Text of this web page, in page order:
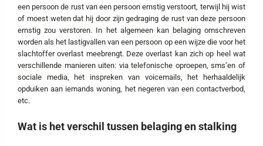
een persoon de rust van een persoon ernstig verstoort, terwijl hij wist
of moest weten dat hij door zijn gedraging de rust van deze persoon
ernstig zou verstoren. In het algemeen kan belaging omschreven
worden als het lastigvallen van een persoon op een wijze die voor het
slachtoffer overlast meebrengt. Deze overlast kan zich op heel wat
verschillende manieren uiten: via telefonische oproepen, sms’en of
sociale media, het inspreken van voicemails, het herhaaldelijk
opduiken aan iemands woning, het negeren van een contactverbod,
etc.
Wat is het verschil tussen belaging en stalking